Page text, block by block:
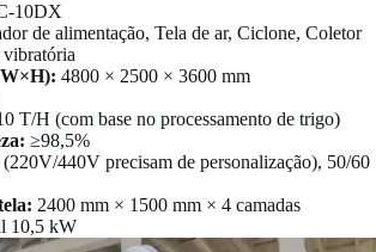
10DX
de alimentação, Tela de ar, Ciclone, Coletor
vibratória
4800 × 2500 × 3600 mm
T/H (com base no processamento de trigo)
≥98,5%
440V precisam de personalização), 50/60
2400 mm × 1500 mm × 4 camadas
10,5 kW